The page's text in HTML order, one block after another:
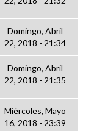
Domingo, Abril
22, 2018 - 21:34
Domingo, Abril
22, 2018 - 21:35
Miércoles, Mayo
16, 2018 - 23:39